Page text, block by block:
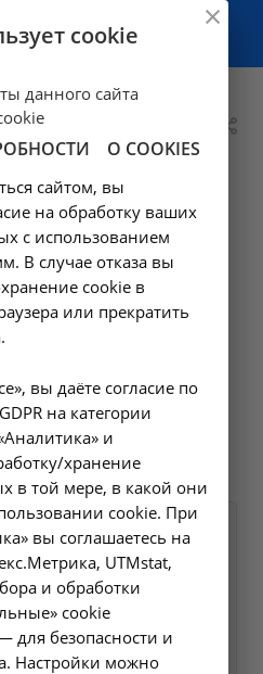
-
—
фактора в крови -
сайте,
в
и ответим
180 ₽
cookie
данного сайта
О COOKIES
сайтом, вы
на обработку ваших
с использованием
В случае отказа вы
cookie в
или прекратить
вы даёте согласие по
на категории
и
хранение
в той мере, в какой они
cookie. При
вы соглашаетесь на
UTMstat,
и обработки
cookie
для безопасности и
Настройки можно